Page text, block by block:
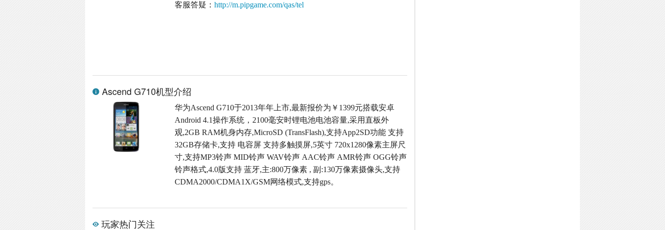
客服答疑：http://m.pipgame.com/qas/tel
Ascend G710机型介绍
华为Ascend G710于2013年年上市,最新报价为￥1399元搭载安卓
Android 4.1操作系统，2100毫安时锂电池电池容量,采用直板外
观,2GB RAM机身内存,MicroSD (TransFlash),支持App2SD功能 支持
32GB存储卡,支持 电容屏 支持多触摸屏,5英寸 720x1280像素主屏尺
寸,支持MP3铃声 MID铃声 WAV铃声 AAC铃声 AMR铃声 OGG铃声
铃声格式,4.0版支持 蓝牙,主:800万像素 , 副:130万像素摄像头,支持
CDMA2000/CDMA1X/GSM网络模式,支持gps。
玩家热门关注